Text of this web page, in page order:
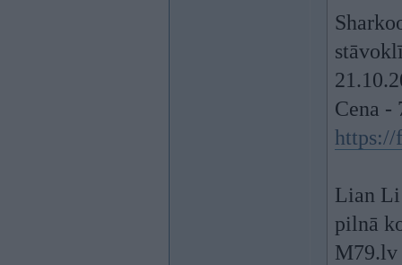
Cena -
https://
Lian Li
pilnā
M79.lv